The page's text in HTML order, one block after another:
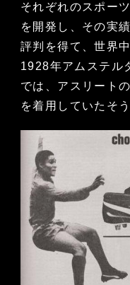
それぞれのスポー
を開発し、その実
評判を得て、世界
1928年アムステル
では、アスリート
を着用していたそう